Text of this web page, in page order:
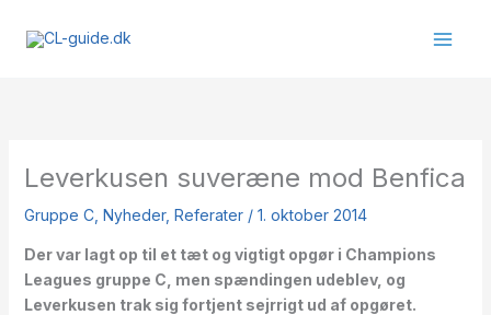
Leverkusen suveræne mod Benfica
Gruppe C, Nyheder, Referater/ 1. oktober 2014
Der var lagt op til et tæt og vigtigt opgør i Champions
Leagues gruppe C, men spændingen udeblev, og
Leverkusen trak sig fortjent sejrrigt ud af opgøret.